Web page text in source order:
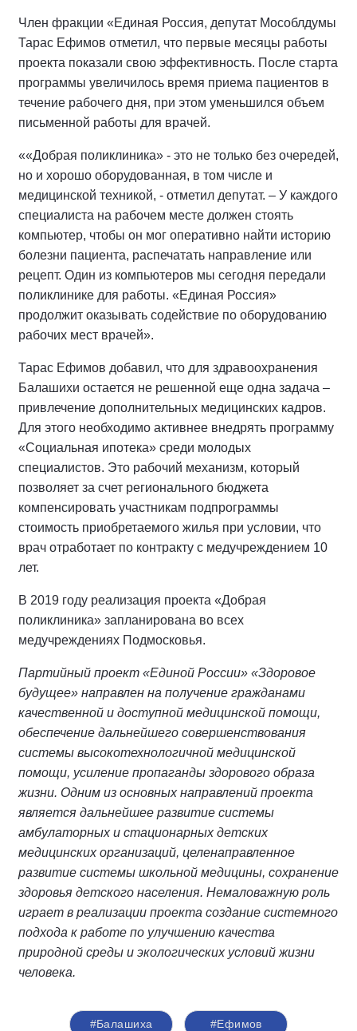
Член фракции «Единая Россия, депутат Мособлдумы
Тарас Ефимов отметил, что первые месяцы работы
проекта показали свою эффективность. После старта
программы увеличилось время приема пациентов в
течение рабочего дня, при этом уменьшился объем
письменной работы для врачей.
««Добрая поликлиника» - это не только без очередей,
но и хорошо оборудованная, в том числе и
медицинской техникой, - отметил депутат. – У каждого
специалиста на рабочем месте должен стоять
компьютер, чтобы он мог оперативно найти историю
болезни пациента, распечатать направление или
рецепт. Один из компьютеров мы сегодня передали
поликлинике для работы. «Единая Россия»
продолжит оказывать содействие по оборудованию
рабочих мест врачей».
Тарас Ефимов добавил, что для здравоохранения
Балашихи остается не решенной еще одна задача –
привлечение дополнительных медицинских кадров.
Для этого необходимо активнее внедрять программу
«Социальная ипотека» среди молодых
специалистов. Это рабочий механизм, который
позволяет за счет регионального бюджета
компенсировать участникам подпрограммы
стоимость приобретаемого жилья при условии, что
врач отработает по контракту с медучреждением 10
лет.
В 2019 году реализация проекта «Добрая
поликлиника» запланирована во всех
медучреждениях Подмосковья.
Партийный проект «Единой России» «Здоровое
будущее» направлен на получение гражданами
качественной и доступной медицинской помощи,
обеспечение дальнейшего совершенствования
системы высокотехнологичной медицинской
помощи, усиление пропаганды здорового образа
жизни. Одним из основных направлений проекта
является дальнейшее развитие системы
амбулаторных и стационарных детских
медицинских организаций, целенаправленное
развитие системы школьной медицины, сохранение
здоровья детского населения. Немаловажную роль
играет в реализации проекта создание системного
подхода к работе по улучшению качества
природной среды и экологических условий жизни
человека.
#Балашиха #Ефимов